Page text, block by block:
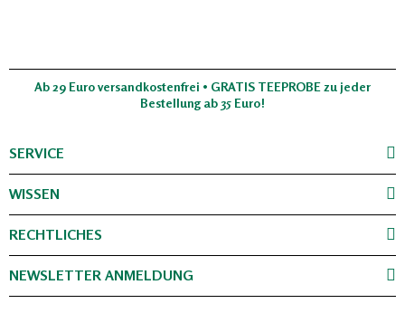
Ab 29 Euro versandkostenfrei • GRATIS TEEPROBE zu jeder
Bestellung ab 35 Euro!
SERVICE
WISSEN
RECHTLICHES
NEWSLETTER ANMELDUNG